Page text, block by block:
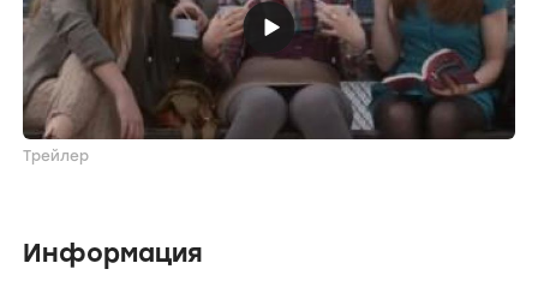
Трейлер
Информация